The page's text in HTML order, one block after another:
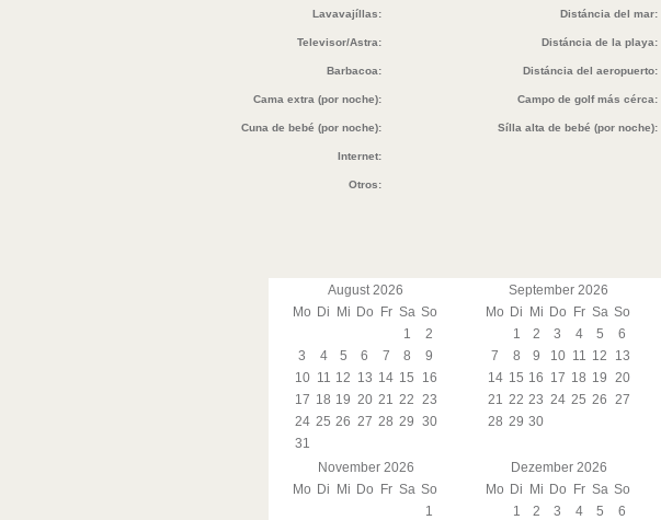
Lavavajíllas: Distáncia del mar:
Televisor/Astra: Distáncia de la playa:
Barbacoa: Distáncia del aeropuerto:
Cama extra (por noche): Campo de golf más cérca:
Cuna de bebé (por noche): Sílla alta de bebé (por noche):
Internet:
Otros:
August 2026
Mo Di Mi Do Fr Sa So
1
2
3
4 5 6 7 8
9
10 11 12 13 14 15
16
17 18 19 20 21 22 23
24 25 26 27 28 29 30
31
September 2026
Mo Di Mi Do Fr Sa So
1
2 3 4 5
6
7
8 9 10 11 12
13
14 15 16 17 18 19 20
21 22 23 24 25 26 27
28 29 30
November 2026
Mo Di Mi Do Fr Sa So
1
Dezember 2026
Mo Di Mi Do Fr Sa So
1
2 3 4 5
6